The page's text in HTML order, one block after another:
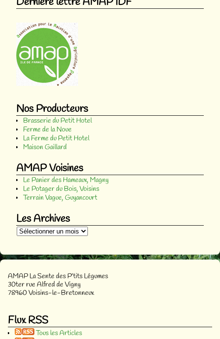
Nos Producteurs
Brasserie du Petit Hotel
Ferme de la Noue
La Ferme du Petit Hotel
Maison Gaillard
AMAP Voisines
Le Panier des Hameaux, Magny
Le Potager du Bois, Voisins
Terrain Vague, Guyancourt
Les Archives
AMAP La Sente des P’tits Légumes
30ter rue Alfred de Vigny
78960 Voisins-le-Bretonneux
Flux RSS
Tous les Articles